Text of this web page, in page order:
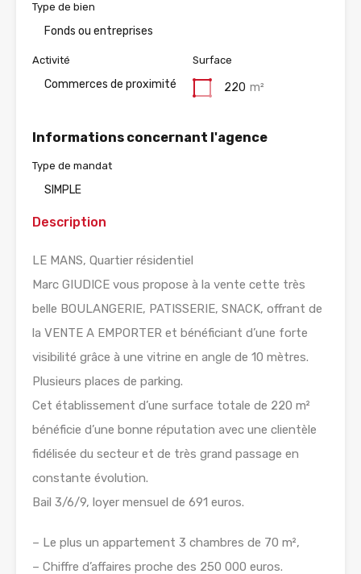
Type de bien
Fonds ou entreprises
Activité
Commerces de proximité
Surface
220 m²
Informations concernant l'agence
Type de mandat
SIMPLE
Description
LE MANS, Quartier résidentiel
Marc GIUDICE vous propose à la vente cette très
belle BOULANGERIE, PATISSERIE, SNACK, offrant de
la VENTE A EMPORTER et bénéficiant d’une forte
visibilité grâce à une vitrine en angle de 10 mètres.
Plusieurs places de parking.
Cet établissement d’une surface totale de 220 m²
bénéficie d’une bonne réputation avec une clientèle
fidélisée du secteur et de très grand passage en
constante évolution.
Bail 3/6/9, loyer mensuel de 691 euros.
– Le plus un appartement 3 chambres de 70 m²,
– Chiffre d’affaires proche des 250 000 euros.